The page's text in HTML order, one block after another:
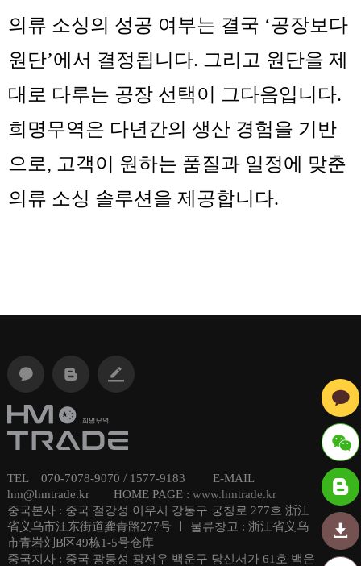
ID : hmt
radechi
na
의류 소싱의 성공 여부는 결국 ‘공장보다
원단’에서 결정됩니다. 그리고 원단을 제
대로 다루는 공장 선택이 그다음입니다.
희명무역은 다년간의 생산 경험을 기반
으로, 고객이 원하는 품질과 일정에 맞춘
의류 소싱 솔루션을 제공합니다.
TEL 070-7078-9070 / 1577-9183 E-MAIL
hm@hmtrade.kr HOME PAGE : www.hmtrade.kr
중국본사 : 중국 절강성 이우시 강동구 궁칭로 277호 浙江
省义乌市江东街道龚青路277号 ㅣ 물류창고 : 浙江省义乌
市青岩刘B区49栋1-5号仓库
중국지사 : 중국 광둥성 광저우 백운구 당신서가 61호 백운